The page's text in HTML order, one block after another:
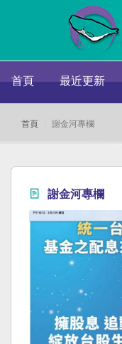
首頁 最近更新
首頁 謝金河專欄
謝金河專欄